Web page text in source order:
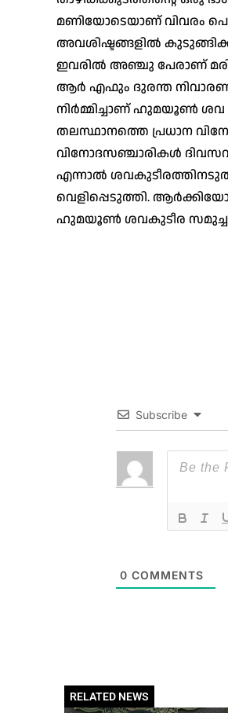
മണിയോടെയാണ് വിവരം
അവശിഷ്ടങ്ങളിൽ
ഇവരിൽ അഞ്ചു പേരാണ്
ആർ എഫും ദുരന്ത നിവാരണ
നിർമ്മിച്ചാണ് ഹുമയൂൺ
തലസ്ഥാനത്തെ പ്രധാന
വിനോദസഞ്ചാരികൾ
എന്നാൽ
വെളിപ്പെടുത്തി.
ഹുമയൂൺ ശവകുടീര
Subscribe
0 COMMENTS
RELATED NEWS